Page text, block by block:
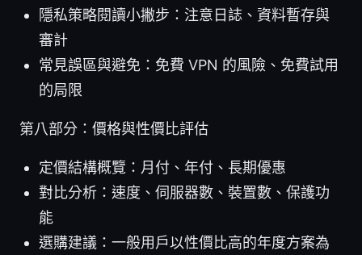
隱私策略閱讀小撇步：注意日誌、資料暫存與
審計
常見誤區與避免：免費 VPN 的風險、免費試用
的局限
第八部分：價格與性價比評估
定價結構概覽：月付、年付、長期優惠
對比分析：速度、伺服器數、裝置數、保護功
能
選購建議：一般用戶以性價比高的年度方案為